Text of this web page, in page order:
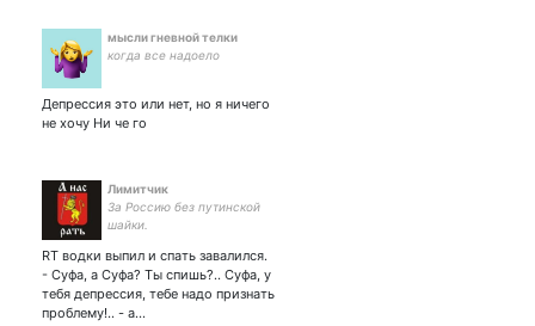
мысли гневной телки
когда все надоело
Депрессия это или нет, но я ничего
не хочу Ни че го
Лимитчик
За Россию без путинской
шайки.
RT водки выпил и спать завалился.
- Суфа, а Суфа? Ты спишь?.. Суфа, у
тебя депрессия, тебе надо признать
проблему!.. - а…